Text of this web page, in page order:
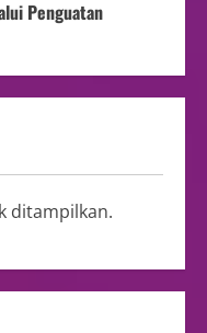
Penguatan
ditampilkan.